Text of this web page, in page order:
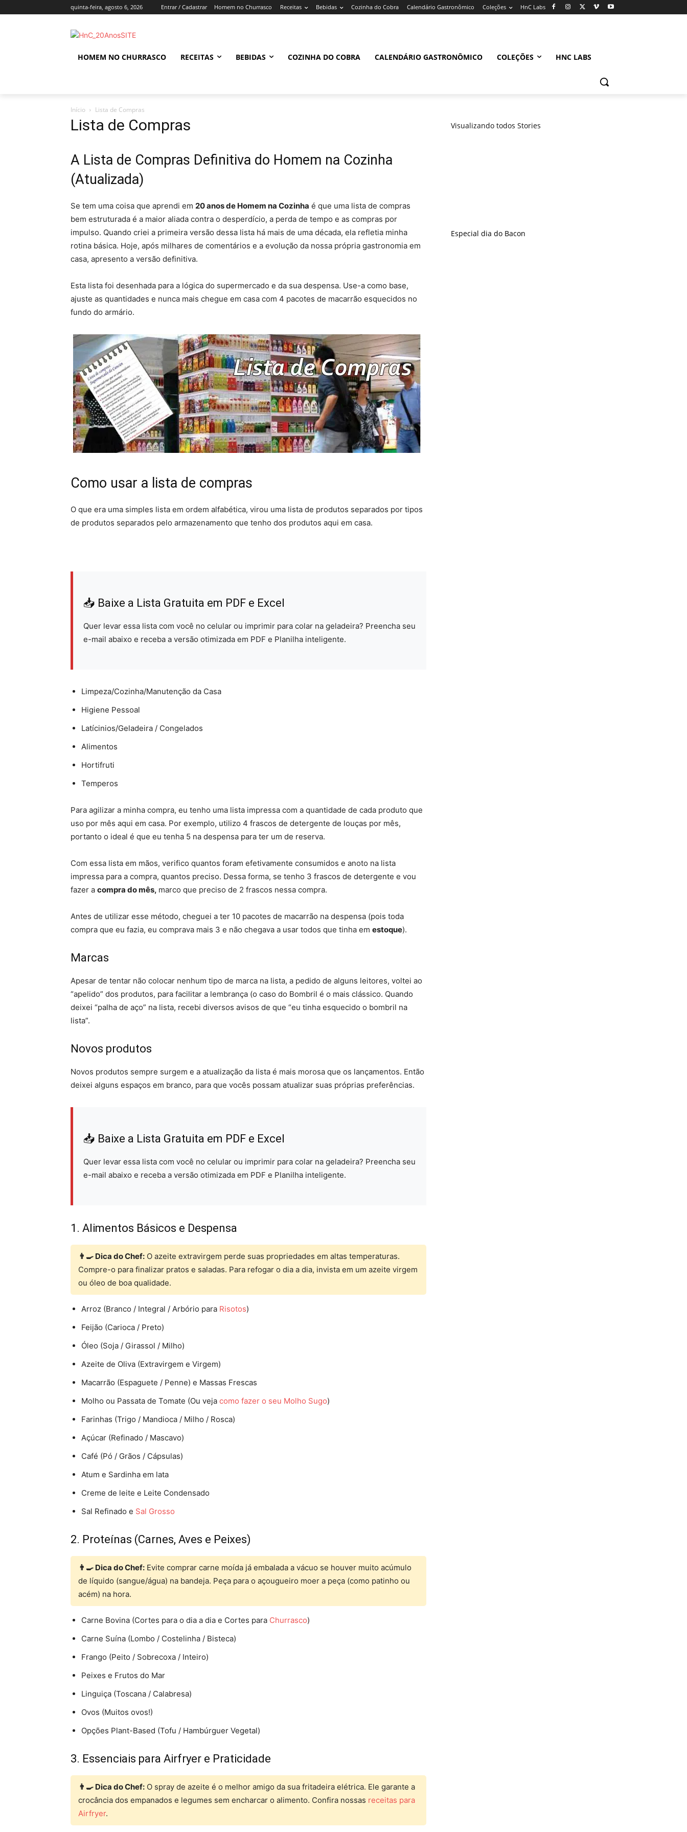
quinta-feira, agosto 6, 2026 Entrar / Cadastrar Homem no Churrasco Receitas Bebidas Cozinha do Cobra Calendário Gastronômico Coleções HnC Labs
HOMEM NO CHURRASCO RECEITAS BEBIDAS COZINHA DO COBRA CALENDÁRIO GASTRONÔMICO COLEÇÕES HNC LABS
Início Lista de Compras
Lista de Compras
A Lista de Compras Definitiva do Homem na Cozinha
(Atualizada)
Se tem uma coisa que aprendi em 20 anos de Homem na Cozinha é que uma lista de compras
bem estruturada é a maior aliada contra o desperdício, a perda de tempo e as compras por
impulso. Quando criei a primeira versão dessa lista há mais de uma década, ela refletia minha
rotina básica. Hoje, após milhares de comentários e a evolução da nossa própria gastronomia em
casa, apresento a versão definitiva.
Esta lista foi desenhada para a lógica do supermercado e da sua despensa. Use-a como base,
ajuste as quantidades e nunca mais chegue em casa com 4 pacotes de macarrão esquecidos no
fundo do armário.
Como usar a lista de compras
O que era uma simples lista em ordem alfabética, virou uma lista de produtos separados por tipos
de produtos separados pelo armazenamento que tenho dos produtos aqui em casa.
📥 Baixe a Lista Gratuita em PDF e Excel
Quer levar essa lista com você no celular ou imprimir para colar na geladeira? Preencha seu
e-mail abaixo e receba a versão otimizada em PDF e Planilha inteligente.
Limpeza/Cozinha/Manutenção da Casa
Higiene Pessoal
Latícinios/Geladeira / Congelados
Alimentos
Hortifruti
Temperos
Para agilizar a minha compra, eu tenho uma lista impressa com a quantidade de cada produto que
uso por mês aqui em casa. Por exemplo, utilizo 4 frascos de detergente de louças por mês,
portanto o ideal é que eu tenha 5 na despensa para ter um de reserva.
Com essa lista em mãos, verifico quantos foram efetivamente consumidos e anoto na lista
impressa para a compra, quantos preciso. Dessa forma, se tenho 3 frascos de detergente e vou
fazer a compra do mês, marco que preciso de 2 frascos nessa compra.
Antes de utilizar esse método, cheguei a ter 10 pacotes de macarrão na despensa (pois toda
compra que eu fazia, eu comprava mais 3 e não chegava a usar todos que tinha em estoque).
Marcas
Apesar de tentar não colocar nenhum tipo de marca na lista, a pedido de alguns leitores, voltei ao
“apelido” dos produtos, para facilitar a lembrança (o caso do Bombril é o mais clássico. Quando
deixei “palha de aço” na lista, recebi diversos avisos de que “eu tinha esquecido o bombril na
lista”.
Novos produtos
Novos produtos sempre surgem e a atualização da lista é mais morosa que os lançamentos. Então
deixei alguns espaços em branco, para que vocês possam atualizar suas próprias preferências.
📥 Baixe a Lista Gratuita em PDF e Excel
Quer levar essa lista com você no celular ou imprimir para colar na geladeira? Preencha seu
e-mail abaixo e receba a versão otimizada em PDF e Planilha inteligente.
1. Alimentos Básicos e Despensa
👨‍🍳 Dica do Chef: O azeite extravirgem perde suas propriedades em altas temperaturas.
Compre-o para finalizar pratos e saladas. Para refogar o dia a dia, invista em um azeite virgem
ou óleo de boa qualidade.
Arroz (Branco / Integral / Arbório para Risotos)
Feijão (Carioca / Preto)
Óleo (Soja / Girassol / Milho)
Azeite de Oliva (Extravirgem e Virgem)
Macarrão (Espaguete / Penne) e Massas Frescas
Molho ou Passata de Tomate (Ou veja como fazer o seu Molho Sugo)
Farinhas (Trigo / Mandioca / Milho / Rosca)
Açúcar (Refinado / Mascavo)
Café (Pó / Grãos / Cápsulas)
Atum e Sardinha em lata
Creme de leite e Leite Condensado
Sal Refinado e Sal Grosso
2. Proteínas (Carnes, Aves e Peixes)
👨‍🍳 Dica do Chef: Evite comprar carne moída já embalada a vácuo se houver muito acúmulo
de líquido (sangue/água) na bandeja. Peça para o açougueiro moer a peça (como patinho ou
acém) na hora.
Carne Bovina (Cortes para o dia a dia e Cortes para Churrasco)
Carne Suína (Lombo / Costelinha / Bisteca)
Frango (Peito / Sobrecoxa / Inteiro)
Peixes e Frutos do Mar
Linguiça (Toscana / Calabresa)
Ovos (Muitos ovos!)
Opções Plant-Based (Tofu / Hambúrguer Vegetal)
3. Essenciais para Airfryer e Praticidade
👨‍🍳 Dica do Chef: O spray de azeite é o melhor amigo da sua fritadeira elétrica. Ele garante a
crocância dos empanados e legumes sem encharcar o alimento. Confira nossas receitas para
Airfryer.
Visualizando todos Stories
Especial dia do Bacon